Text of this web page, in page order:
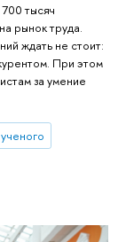
тысяч
рынок труда.
ждать не стоит:
При этом
за умение